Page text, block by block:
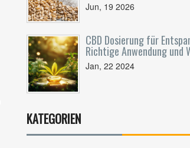
Jun, 19 2026
CBD Dosierung für
Richtige Anwendung und
Jan, 22 2024
KATEGORIEN